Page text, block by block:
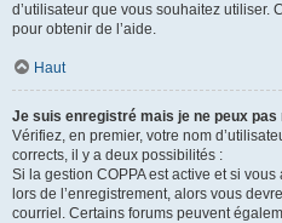
d’utilisateur que vous souhaitez utiliser.
pour obtenir de l’aide.
Haut
Je suis enregistré mais je ne peux pas
Vérifiez, en premier, votre nom
corrects, il y a deux possibilités :
Si la gestion COPPA est active et si
lors de l’enregistrement, alors vous
courriel. Certains forums peuvent